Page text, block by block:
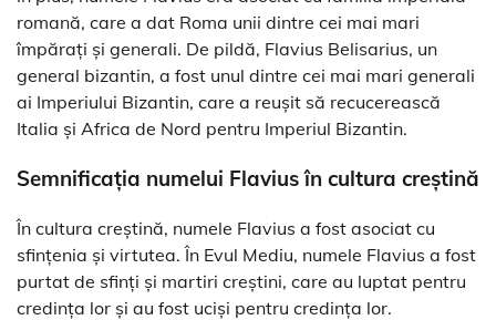
romană, care a dat Roma unii dintre cei mai mari
împărați și generali. De pildă, Flavius Belisarius, un
general bizantin, a fost unul dintre cei mai mari generali
ai Imperiului Bizantin, care a reușit să recucerească
Italia și Africa de Nord pentru Imperiul Bizantin.
Semnificația numelui Flavius în cultura creștină
În cultura creștină, numele Flavius a fost asociat cu
sfințenia și virtutea. În Evul Mediu, numele Flavius a fost
purtat de sfinți și martiri creștini, care au luptat pentru
credința lor și au fost uciși pentru credința lor.